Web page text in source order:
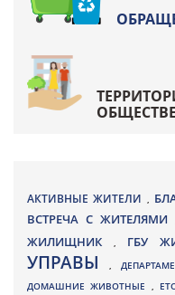
АКТИВНЫЕ ЖИТЕЛИ ,
ВСТРЕЧА С ЖИТЕЛЯМИ
ЖИЛИЩНИК
, ГБУ
УПРАВЫ,
ДОМАШНИЕ ЖИВОТНЫЕ ,